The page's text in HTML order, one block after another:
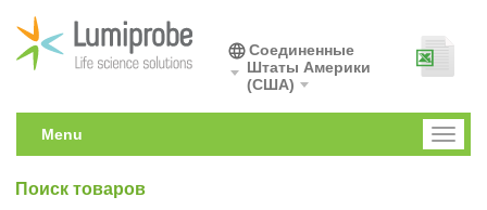
Соединенные
Штаты Америки
(США)
Toggle
Menu
Поиск товаров